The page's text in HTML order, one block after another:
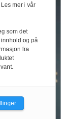
mer i vår
som det
og på
fra